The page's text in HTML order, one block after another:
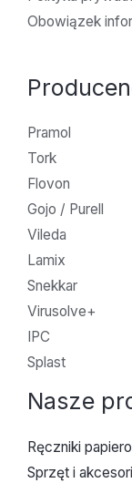
Obowiązek
Pramol
Tork
Flovon
Gojo / Purell
Vileda
Lamix
Snekkar
Virusolve+
IPC
Splast
Nasze
Ręczniki
Sprzęt i